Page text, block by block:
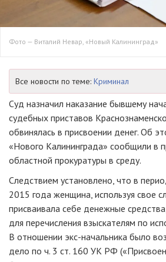
Фото — Виталий Невар, «Новый Калининград»
Все новости по теме: Криминал
Суд назначил наказание бывшему
судебных приставов
обвинялась в присвоении денег. Об
«Нового Калининграда» сообщили в
областной прокуратуры в среду.
Следствием установлено, что в
2015 года женщина, используя свое
присваивала себе денежные
для перечисления взыскателям по
В отношении экс-начальника было
дело по ч. 3 ст. 160 УК РФ